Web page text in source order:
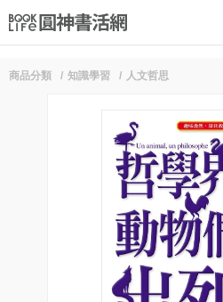
Netflix話題章魚小說！
商品分類 知識學習 人文哲思